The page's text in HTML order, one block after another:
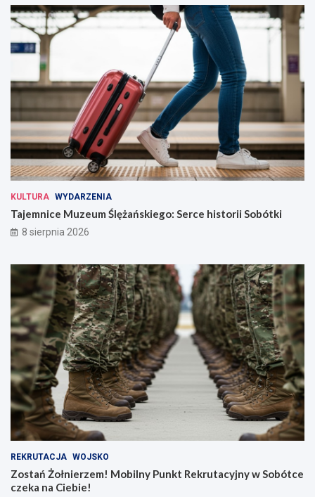
KULTURA WYDARZENIA
Tajemnice Muzeum Ślężańskiego: Serce historii Sobótki
8 sierpnia 2026
REKRUTACJA WOJSKO
Zostań Żołnierzem! Mobilny Punkt Rekrutacyjny w Sobótce
czeka na Ciebie!